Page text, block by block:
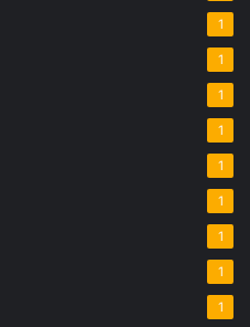
1
1
1
1
1
1
1
1
1